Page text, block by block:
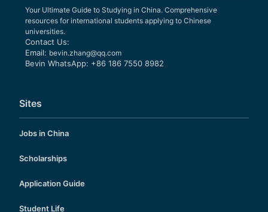
Your Ultimate Guide to Studying in China. Comprehensive
resources for international students applying to Chinese
universities.
Contact Us:
Email: bevin.zhang@qq.com
Bevin WhatsApp: +86 186 7550 8982
Sites
Jobs in China
Scholarships
Application Guide
Student Life